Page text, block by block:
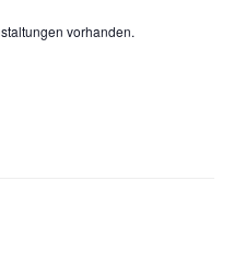
vorhanden.